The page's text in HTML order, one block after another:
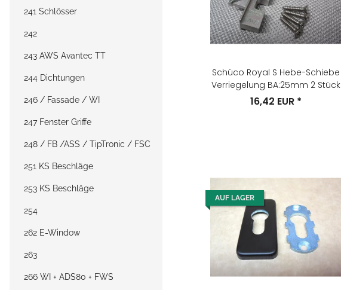
Schüco Royal S Hebe-Schiebe
Verriegelung BA:25mm 2 Stück
16,42 EUR *
AUF LAGER
241 Schlösser
242
243 AWS Avantec TT
244 Dichtungen
246 / Fassade / WI
247 Fenster Griffe
248 / FB /ASS / TipTronic / FSC
251 KS Beschläge
253 KS Beschläge
254
262 E-Window
263
266 WI + ADS80 + FWS